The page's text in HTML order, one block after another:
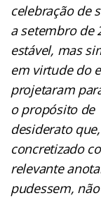
celebração de
a setembro de
estável, mas
em virtude do
projetaram
o propósito
desiderato
concretizado
relevante
pudessem,